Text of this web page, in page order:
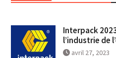
Interpack
l’industrie de
avril 27, 2023